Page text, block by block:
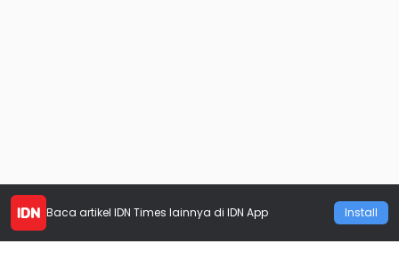
Baca artikel IDN Times lainnya di IDN App Install